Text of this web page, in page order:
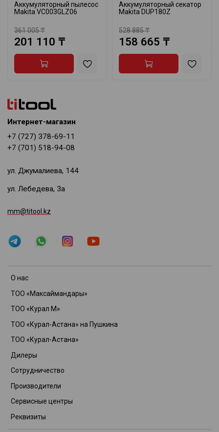
Аккумуляторный пылесос
Makita VC003GLZ06
361 005 ₸
201 110 ₸
Аккумуляторный секатор
Makita DUP180Z
528 885 ₸
158 665 ₸
О нас
ТОО «Максаймандары»
ТОО «Курал М»
ТОО «Курал-Астана» на Пушкина
ТОО «Курал-Астана»
Дилеры
Сотрудничество
Производители
Сервисные центры
Реквизиты
Интернет-магазин
+7 (727) 378-69-11
+7 (701) 518-94-08
ул. Джумалиева, 144
ул. Лебедева, 3а
mm@titool.kz